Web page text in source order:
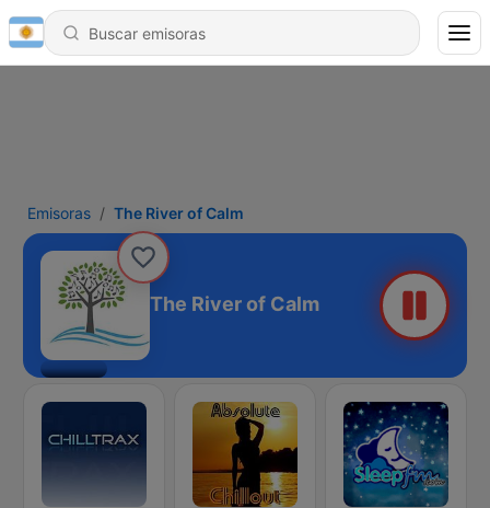
Emisoras The River of Calm
The River of Calm